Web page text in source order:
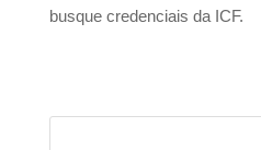
busque credenciais da ICF.